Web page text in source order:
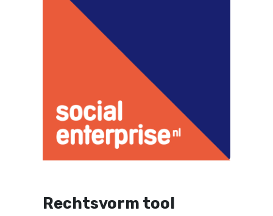
Rechtsvorm tool